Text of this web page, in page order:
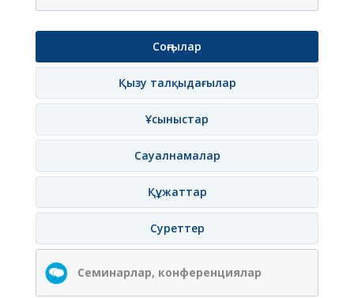
Соңғылар
Қызу талқыдағылар
Ұсыныстар
Сауалнамалар
Құжаттар
Суреттер
Семинарлар, конференциялар